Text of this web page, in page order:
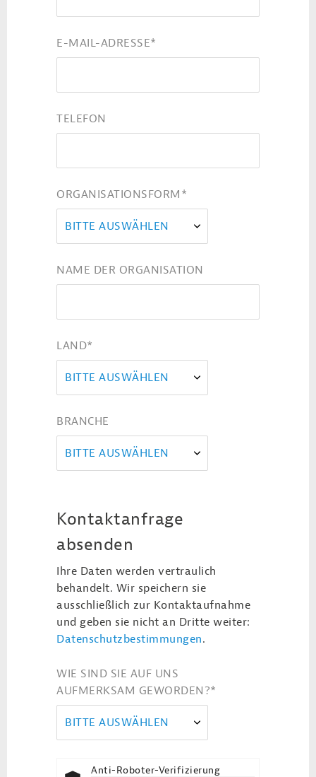
E-MAIL-ADRESSE*
TELEFON
ORGANISATIONSFORM *
BITTE AUSWÄHLEN
NAME DER ORGANISATION
LAND*
BITTE AUSWÄHLEN
BRANCHE
BITTE AUSWÄHLEN
Kontaktanfrage
absenden
Ihre Daten werden vertraulich
behandelt. Wir speichern sie
ausschließlich zur Kontaktaufnahme
und geben sie nicht an Dritte weiter:
Datenschutzbestimmungen.
WIE SIND SIE AUF UNS
AUFMERKSAM GEWORDEN?*
BITTE AUSWÄHLEN
Anti-Roboter-Verifizierung